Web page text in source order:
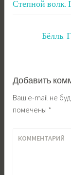
Степной волк.
Бёлль.
Добавить
Ваш e-mail не
помечены *
КОММЕНТАРИЙ